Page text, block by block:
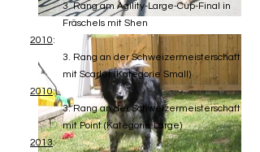
3. Rang am Agility-Large-Cup-Final in
Fräschels mit Shen
2010:
3. Rang an der Schweizermeisterschaft
mit Scarlet (Kategorie Small)
2010:
3. Rang an der Schweizermeisterschaft
mit Point (Kategorie Large)
2013: